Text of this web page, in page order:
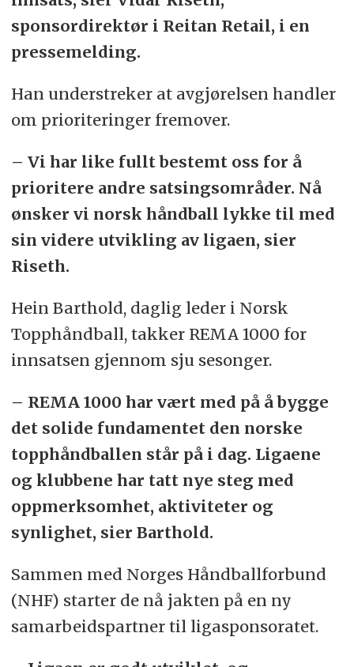
sponsordirektør i Reitan Retail, i en
pressemelding.
Han understreker at avgjørelsen handler
om prioriteringer fremover.
– Vi har like fullt bestemt oss for å
prioritere andre satsingsområder. Nå
ønsker vi norsk håndball lykke til med
sin videre utvikling av ligaen, sier
Riseth.
Hein Barthold, daglig leder i Norsk
Topphåndball, takker REMA 1000 for
innsatsen gjennom sju sesonger.
– REMA 1000 har vært med på å bygge
det solide fundamentet den norske
topphåndballen står på i dag. Ligaene
og klubbene har tatt nye steg med
oppmerksomhet, aktiviteter og
synlighet, sier Barthold.
Sammen med Norges Håndballforbund
(NHF) starter de nå jakten på en ny
samarbeidspartner til ligasponsoratet.